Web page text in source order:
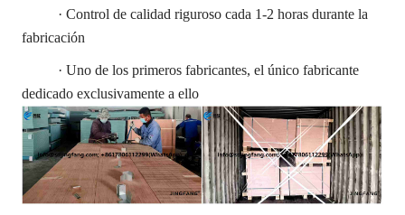
· Control de calidad riguroso cada 1-2 horas durante la
fabricación
· Uno de los primeros fabricantes, el único fabricante
dedicado exclusivamente a ello